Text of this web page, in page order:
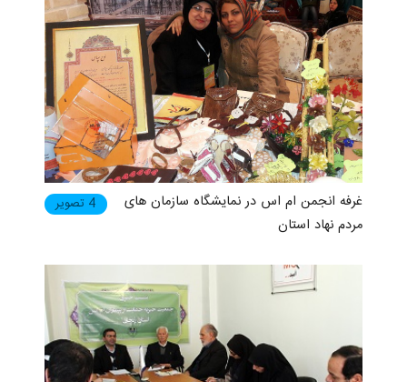
4 تصویر
غرفه انجمن ام اس در نمایشگاه سازمان های
مردم نهاد استان